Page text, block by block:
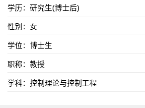
学历：研究生(博士后)
性别：女
学位：博士生
职称：教授
学科：控制理论与控制工程